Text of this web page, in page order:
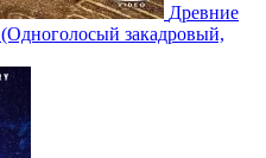
Древние
(Одноголосый закадровый,